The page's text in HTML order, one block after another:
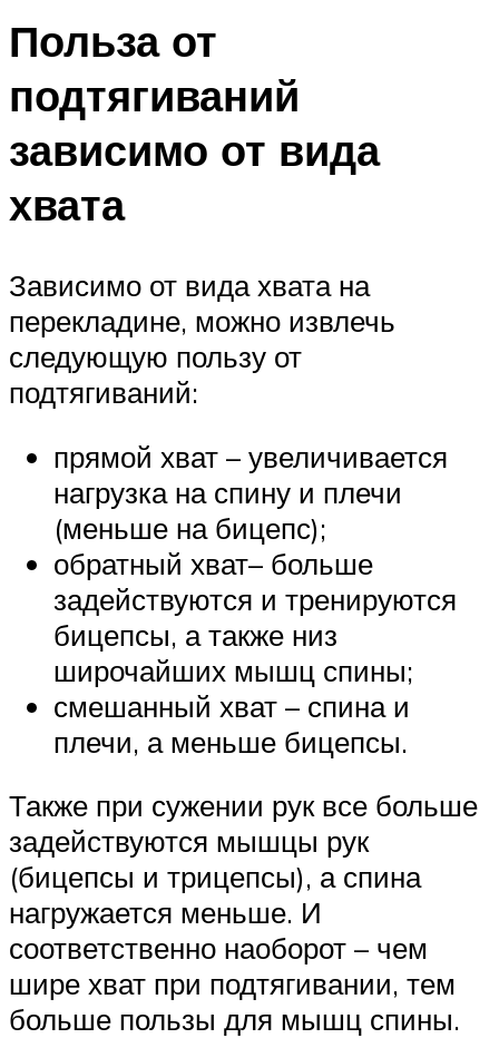
Польза от
подтягиваний
зависимо от вида
хвата
Зависимо от вида хвата на
перекладине, можно извлечь
следующую пользу от
подтягиваний:
прямой хват – увеличивается
нагрузка на спину и плечи
(меньше на бицепс);
обратный хват– больше
задействуются и тренируются
бицепсы, а также низ
широчайших мышц спины;
смешанный хват – спина и
плечи, а меньше бицепсы.
Также при сужении рук все больше
задействуются мышцы рук
(бицепсы и трицепсы), а спина
нагружается меньше. И
соответственно наоборот – чем
шире хват при подтягивании, тем
больше пользы для мышц спины.